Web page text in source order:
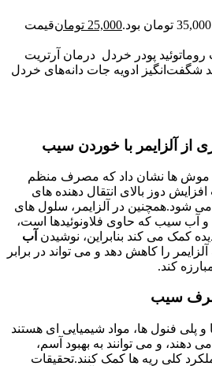
25,000 تومانقیمت
پودر خردل درمان آرتریت
شگفت‌انگیز ادویه جات دانه‌های خردل
از آلزایمر با خوردن سیب
موش ها نشان داد که مصرف منظم
دوز بالای انتقال دهنده های
شود.همچنین در آلزایمر، سلول های
آب سیب که حاوی فلاونوئیدها است،
کمک می کند بنابراین، نوشیدن آب
آلزایمر را کاهش دهد و می تواند در برابر
کند.
سیب
و پلی فنول ها، مواد شیمیایی ای هستند
و می توانند به بهبود آسم،
کلی ریه ها کمک کنند.تحقیقات